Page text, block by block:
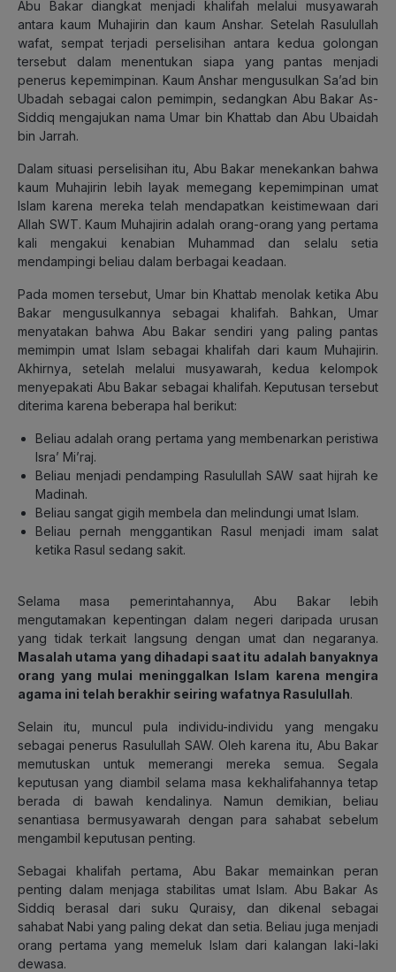
Abu Bakar diangkat menjadi khalifah melalui musyawarah
antara kaum Muhajirin dan kaum Anshar. Setelah Rasulullah
wafat, sempat terjadi perselisihan antara kedua golongan
tersebut dalam menentukan siapa yang pantas menjadi
penerus kepemimpinan. Kaum Anshar mengusulkan Sa’ad bin
Ubadah sebagai calon pemimpin, sedangkan Abu Bakar As-
Siddiq mengajukan nama Umar bin Khattab dan Abu Ubaidah
bin Jarrah.
Dalam situasi perselisihan itu, Abu Bakar menekankan bahwa
kaum Muhajirin lebih layak memegang kepemimpinan umat
Islam karena mereka telah mendapatkan keistimewaan dari
Allah SWT. Kaum Muhajirin adalah orang-orang yang pertama
kali mengakui kenabian Muhammad dan selalu setia
mendampingi beliau dalam berbagai keadaan.
Pada momen tersebut, Umar bin Khattab menolak ketika Abu
Bakar mengusulkannya sebagai khalifah. Bahkan, Umar
menyatakan bahwa Abu Bakar sendiri yang paling pantas
memimpin umat Islam sebagai khalifah dari kaum Muhajirin.
Akhirnya, setelah melalui musyawarah, kedua kelompok
menyepakati Abu Bakar sebagai khalifah. Keputusan tersebut
diterima karena beberapa hal berikut:
Beliau adalah orang pertama yang membenarkan peristiwa
Isra’ Mi’raj.
Beliau menjadi pendamping Rasulullah SAW saat hijrah ke
Madinah.
Beliau sangat gigih membela dan melindungi umat Islam.
Beliau pernah menggantikan Rasul menjadi imam salat
ketika Rasul sedang sakit.
Selama masa pemerintahannya, Abu Bakar lebih
mengutamakan kepentingan dalam negeri daripada urusan
yang tidak terkait langsung dengan umat dan negaranya.
Masalah utama yang dihadapi saat itu adalah banyaknya
orang yang mulai meninggalkan Islam karena mengira
agama ini telah berakhir seiring wafatnya Rasulullah.
Selain itu, muncul pula individu-individu yang mengaku
sebagai penerus Rasulullah SAW. Oleh karena itu, Abu Bakar
memutuskan untuk memerangi mereka semua. Segala
keputusan yang diambil selama masa kekhalifahannya tetap
berada di bawah kendalinya. Namun demikian, beliau
senantiasa bermusyawarah dengan para sahabat sebelum
mengambil keputusan penting.
Sebagai khalifah pertama, Abu Bakar memainkan peran
penting dalam menjaga stabilitas umat Islam. Abu Bakar As
Siddiq berasal dari suku Quraisy, dan dikenal sebagai
sahabat Nabi yang paling dekat dan setia. Beliau juga menjadi
orang pertama yang memeluk Islam dari kalangan laki-laki
dewasa.